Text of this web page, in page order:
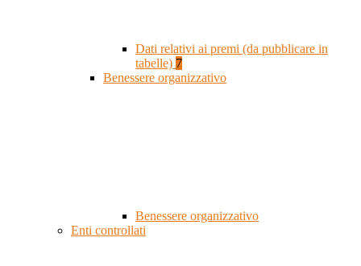
Dati relativi ai premi (da pubblicare in
tabelle) 7
Benessere organizzativo
Benessere organizzativo
Enti controllati